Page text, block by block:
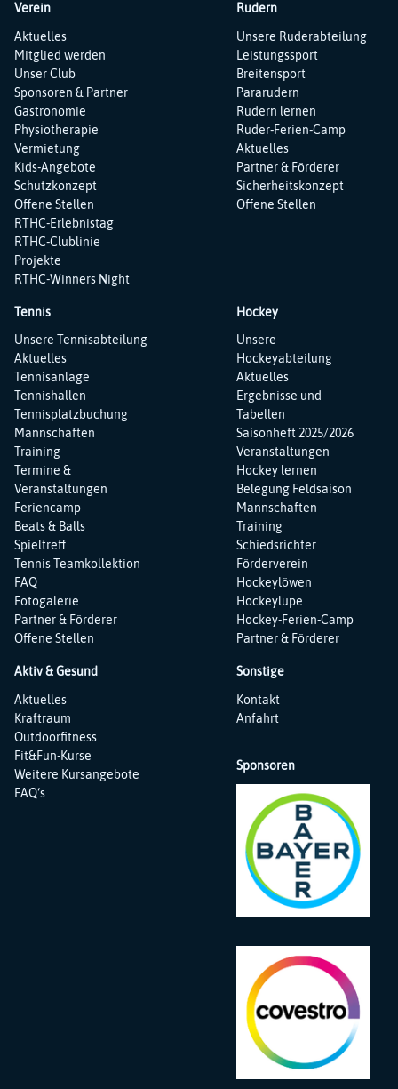
Verein
Navigation
überspringen
Aktuelles
Mitglied werden
Unser Club
Sponsoren & Partner
Gastronomie
Physiotherapie
Vermietung
Kids-Angebote
Schutzkonzept
Offene Stellen
RTHC-Erlebnistag
RTHC-Clublinie
Projekte
RTHC-Winners Night
Rudern
Navigation
überspringen
Unsere Ruderabteilung
Leistungssport
Breitensport
Pararudern
Rudern lernen
Ruder-Ferien-Camp
Aktuelles
Partner & Förderer
Sicherheitskonzept
Offene Stellen
Tennis
Navigation
überspringen
Unsere Tennisabteilung
Aktuelles
Tennisanlage
Tennishallen
Tennisplatzbuchung
Mannschaften
Training
Termine &
Veranstaltungen
Feriencamp
Beats & Balls
Spieltreff
Tennis Teamkollektion
FAQ
Fotogalerie
Partner & Förderer
Offene Stellen
Hockey
Navigation
überspringen
Unsere
Hockeyabteilung
Aktuelles
Ergebnisse und
Tabellen
Saisonheft 2025/2026
Veranstaltungen
Hockey lernen
Belegung Feldsaison
Mannschaften
Training
Schiedsrichter
Förderverein
Hockeylöwen
Hockeylupe
Hockey-Ferien-Camp
Partner & Förderer
Aktiv & Gesund
Navigation
überspringen
Aktuelles
Kraftraum
Outdoorfitness
Fit&Fun-Kurse
Weitere Kursangebote
FAQ‘s
Sonstige
Navigation
überspringen
Kontakt
Anfahrt
Sponsoren